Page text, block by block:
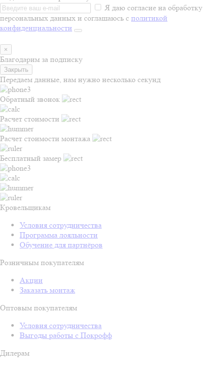
Я даю согласие на обработку
персональных данных и соглашаюсь с политикой
конфиденциальности
×
Благодарим за подписку
Закрыть
Передаем данные, нам нужно несколько секунд
Обратный звонок
Расчет стоимости
Расчет стоимости монтажа
Бесплатный замер
Кровельщикам
Условия сотрудничества
Программа лояльности
Обучение для партнёров
Розничным покупателям
Акции
Заказать монтаж
Оптовым покупателям
Условия сотрудничества
Выгоды работы с Покрофф
Дилерам